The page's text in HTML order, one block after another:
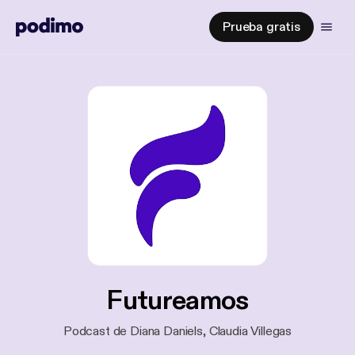
Prueba gratis
Futureamos
Podcast de Diana Daniels, Claudia Villegas